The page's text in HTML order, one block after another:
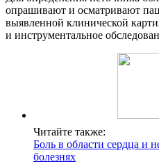
опрашивают и осматривают
выявленной клинической
и инструментальное
Читайте также:
Боль в области сердца и
болезнях